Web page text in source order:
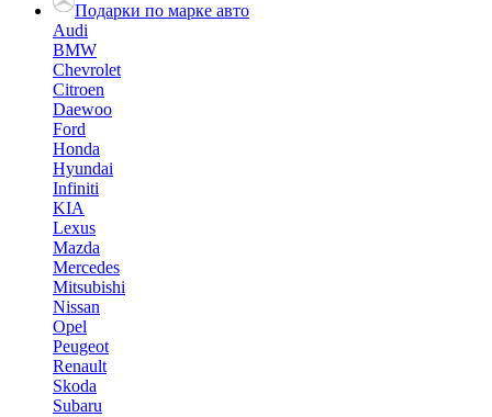
Подарки по марке авто
Audi
BMW
Chevrolet
Citroen
Daewoo
Ford
Honda
Hyundai
Infiniti
KIA
Lexus
Mazda
Mercedes
Mitsubishi
Nissan
Opel
Peugeot
Renault
Skoda
Subaru